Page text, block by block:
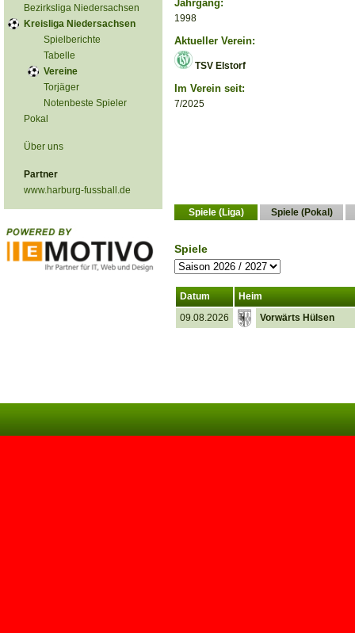
Bezirksliga Niedersachsen
Kreisliga Niedersachsen
Spielberichte
Tabelle
Vereine
Torjäger
Notenbeste Spieler
Pokal
Über uns
Partner
www.harburg-fussball.de
Jahrgang:
1998
Aktueller Verein:
TSV Elstorf
Im Verein seit:
7/2025
Spiele (Liga) Spiele (Pokal)
Spiele
Datum
Heim
09.08.2026
Vorwärts Hülsen